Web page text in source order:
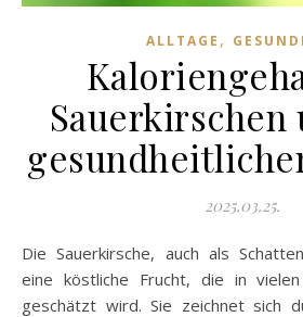
ALLTAGE ,
Sauerkirschen
2025.03.25.
Die Sauerkirsche, auch als Schattenmorelle bekannt, ist
eine köstliche Frucht, die in
geschätzt wird. Sie zeichnet sich